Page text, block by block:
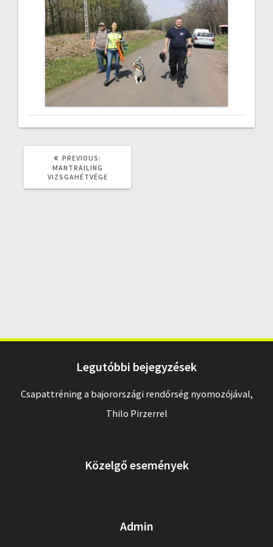
PREVIOUS:
POST:
MANTRAILING
VIZSGAHÉTVÉGE
Legutóbbi bejegyzések
Csapattréning a bajorországi rendőrség nyomozójával,
Thilo Pirzerrel
Közelgő események
Admin